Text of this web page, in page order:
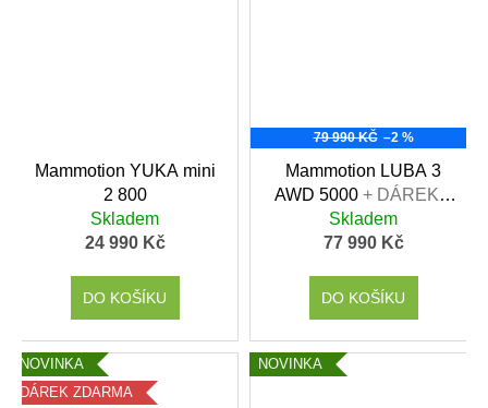
Mammotion YUKA mini
2 800
Skladem
24 990 Kč
DO KOŠÍKU
79 990 KČ –2 %
Mammotion LUBA 3
AWD 5000 + DÁREK v
hodnotě 1699,- Kč
Skladem
77 990 Kč
DO KOŠÍKU
NOVINKA
DÁREK ZDARMA
NOVINKA